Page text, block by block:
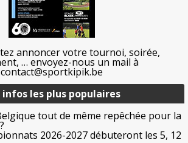
annoncer votre tournoi, soirée,
… envoyez-nous un mail à
contact@sportkipik.be
infos les plus populaires
tout de même repêchée pour la
2026-2027 débuteront les 5, 12